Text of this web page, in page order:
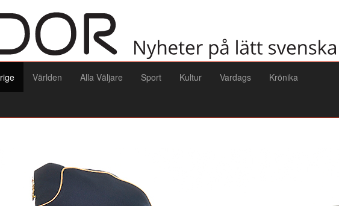
Världen Alla Väljare Sport Kultur Vardags Krönika